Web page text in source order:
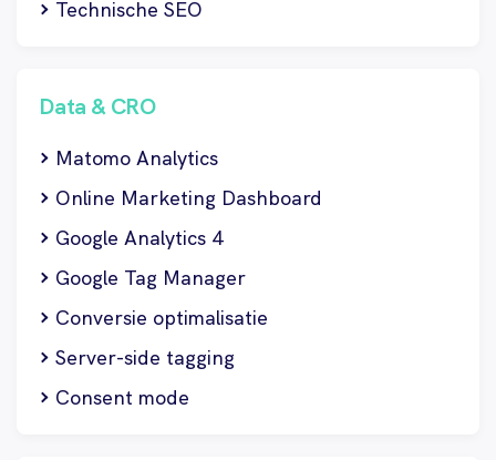
Technische SEO
Data & CRO
Matomo Analytics
Online Marketing Dashboard
Google Analytics 4
Google Tag Manager
Conversie optimalisatie
Server-side tagging
Consent mode